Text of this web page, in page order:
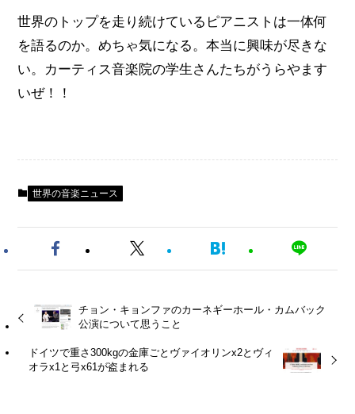
世界のトップを走り続けているピアニストは一体何
を語るのか。めちゃ気になる。本当に興味が尽きな
い。カーティス音楽院の学生さんたちがうらやます
いぜ！！
世界の音楽ニュース
チョン・キョンファのカーネギーホール・カムバック
公演について思うこと
ドイツで重さ300kgの金庫ごとヴァイオリンx2とヴィ
オラx1と弓x61が盗まれる